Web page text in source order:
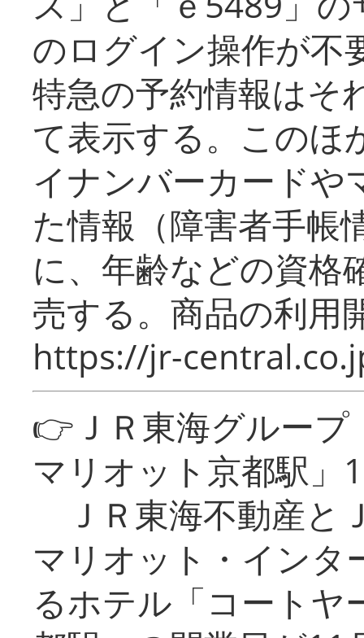
のログイン操作が不
特急の予約情報はそ
て表示する。このほ
イナンバーカードや
た情報（障害者手帳
に、年齢などの資格
売する。商品の利用
https://jr-
👉ＪＲ東海グルー
マリオット京都駅」
ＪＲ東海不動産と
マリオット・インタ
るホテル「コートヤ